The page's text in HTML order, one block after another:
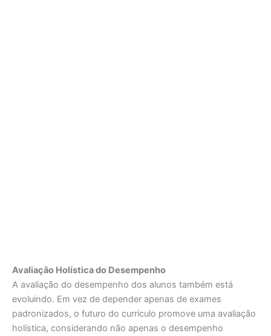
Avaliação Holística do Desempenho
A avaliação do desempenho dos alunos também está
evoluindo. Em vez de depender apenas de exames
padronizados, o futuro do currículo promove uma avaliação
holística, considerando não apenas o desempenho